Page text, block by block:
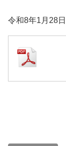
令和8年1月28日